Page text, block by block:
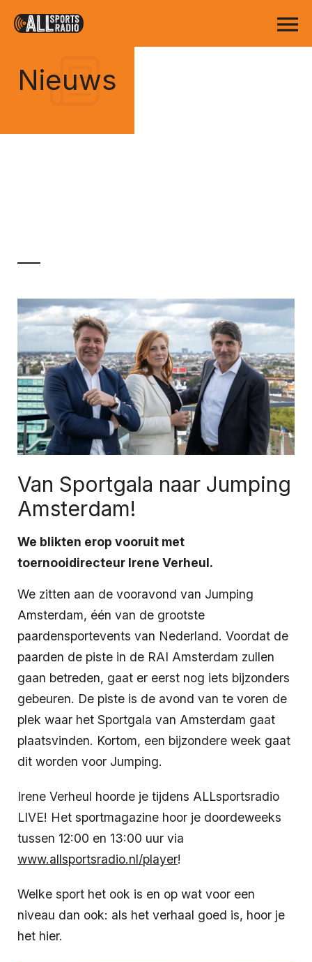
Nieuws
Van Sportgala naar Jumping
Amsterdam!
We blikten erop vooruit met
toernooidirecteur Irene Verheul.
We zitten aan de vooravond van Jumping
Amsterdam, één van de grootste
paardensportevents van Nederland. Voordat de
paarden de piste in de RAI Amsterdam zullen
gaan betreden, gaat er eerst nog iets bijzonders
gebeuren. De piste is de avond van te voren de
plek waar het Sportgala van Amsterdam gaat
plaatsvinden. Kortom, een bijzondere week gaat
dit worden voor Jumping.
Irene Verheul hoorde je tijdens ALLsportsradio
LIVE! Het sportmagazine hoor je doordeweeks
tussen 12:00 en 13:00 uur via
www.allsportsradio.nl/player!
Welke sport het ook is en op wat voor een
niveau dan ook: als het verhaal goed is, hoor je
het hier.